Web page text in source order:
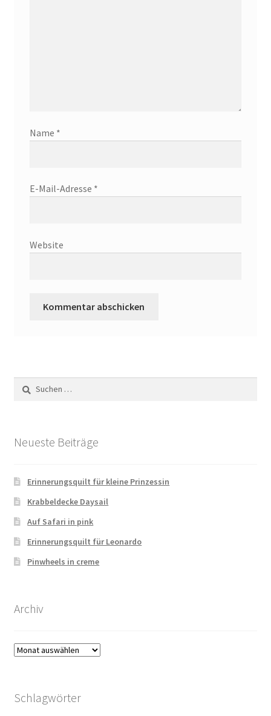
Name *
E-Mail-Adresse *
Website
Suchen
nach:
Neueste Beiträge
Erinnerungsquilt für kleine Prinzessin
Krabbeldecke Daysail
Auf Safari in pink
Erinnerungsquilt für Leonardo
Pinwheels in creme
Archiv
Archiv
Schlagwörter